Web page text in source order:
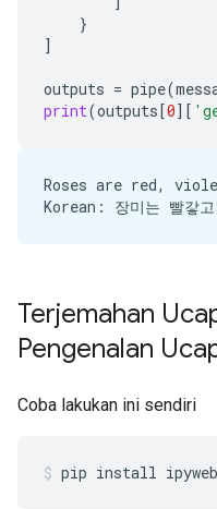
}
]
outputs = pipe(
print(outputs[0][
Roses are red,
Terjemahan
Pengenalan
Coba lakukan ini sendiri
pip install